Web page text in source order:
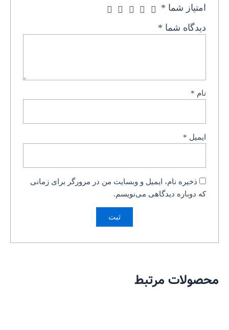
امتیاز شما *
دیدگاه شما *
نام *
ایمیل *
ذخیره نام، ایمیل و وبسایت من در مرورگر برای زمانی
که دوباره دیدگاهی می‌نویسم.
محصولات مرتبط